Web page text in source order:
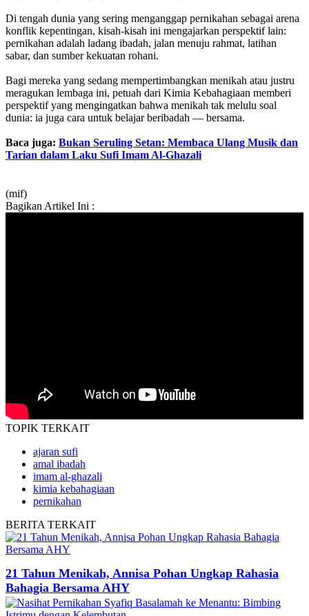
Di tengah dunia yang sering menganggap pernikahan sebagai arena
konflik kepentingan, kisah-kisah ini mengajarkan perspektif lain:
pernikahan adalah ladang ibadah, jalan menuju rahmat, latihan
sabar, dan sumber kekuatan rohani.
Bagi mereka yang sedang mempertimbangkan menikah atau justru
meragukan lembaga ini, petuah dari Kimia Kebahagiaan memberi
perspektif yang mengingatkan bahwa menikah tak melulu soal
dunia: ia juga cara untuk belajar beribadah — bersama.
Baca juga: Bukan Seruling Setan: Membaca Ulang Musik dan
Tarian dalam Laku Sufi Imam Al-Ghazali
(mif)
Bagikan Artikel Ini :
TOPIK TERKAIT
ajaran sufi
amal ibadah
imam al-ghazali
kimia kebahagiaan
pernikahan
BERITA TERKAIT
21 Tahun Menikah, Annisa Pohan Ungkap Rahasia
Bahagia Bersama AHY